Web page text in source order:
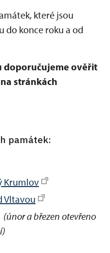
které jsou
do konce roku a od
doporučujeme ověřit
stránkách
památek:
Krumlov
Vltavou
(únor a březen otevřeno